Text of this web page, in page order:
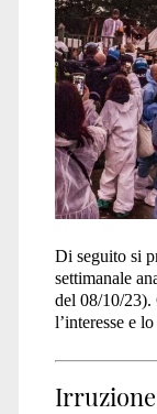
Di seguito si
settimanale
del 08/10/23).
l’interesse e